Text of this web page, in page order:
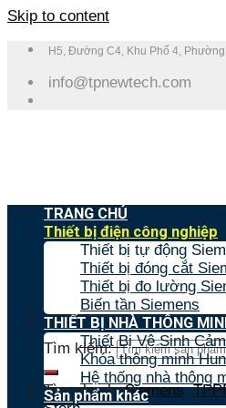
Skip to content
H5, Đường C4, Khu Phố 4,
info@tpnewtech.com
Tìm kiếm:
Tìm nhanh:Siemens,
TRANG CHỦ
Thiết bị điện công nghiệp
Thiết bị tự động
Thiết bị đóng cắt
Thiết bị đo lường
Biến tần Siemens
THIẾT BỊ NHÀ THÔNG
Thiết Bị Vệ Sinh
Khóa thông minh
Hệ thống nhà thông
Sản phẩm khác